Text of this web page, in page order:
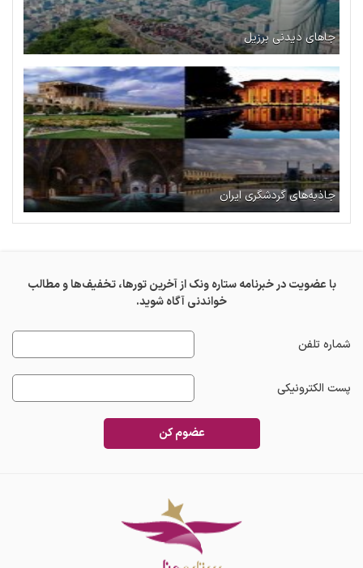
جاهای دیدنی برزیل
جاذبه‌های گردشگری ایران
با عضویت در خبرنامه ستاره ونک از آخرین تورها، تخفیف‌ها و مطالب
خواندنی آگاه شوید.
شماره تلفن
پست الکترونیکی
عضوم کن